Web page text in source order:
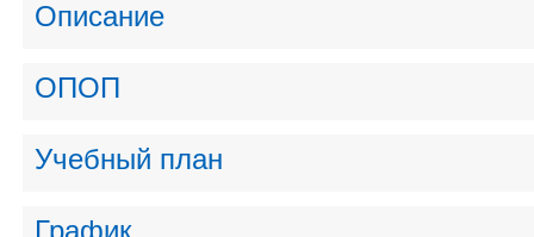
Описание
ОПОП
Учебный план